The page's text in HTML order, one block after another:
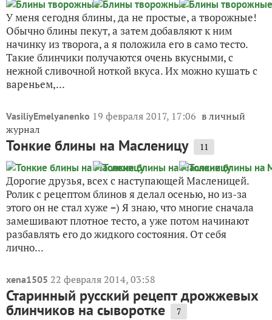
У меня сегодня блины, да не простые, а творожные!
Обычно блины пекут, а затем добавляют к ним
начинку из творога, а я положила его в само тесто.
Такие блинчики получаются очень вкусными, с
нежной сливочной ноткой вкуса. Их можно кушать с
вареньем,...
VasiliyEmelyanenko 19 февраля 2017, 17:06 в личный
журнал
Тонкие блины на Масленицу 11
Дорогие друзья, всех с наступающей Масленицей.
Ролик с рецептом блинов я делал осенью, но из-за
этого он не стал хуже =) Я знаю, что многие сначала
замешивают плотное тесто, а уже потом начинают
разбавлять его до жидкого состояния. От себя
лично...
xena1505 22 февраля 2014, 03:58
Старинный русский рецепт дрожжевых
блинчиков на сыворотке 7